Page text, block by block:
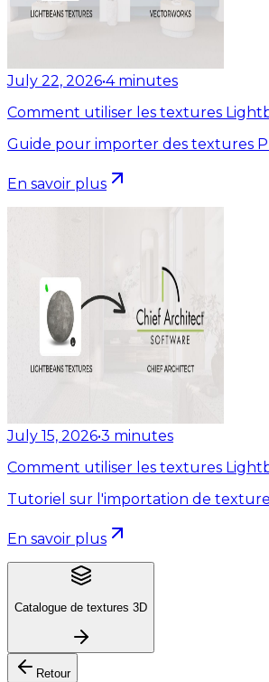
July 22, 2026•4 minutes
Comment utiliser les textures
Guide pour importer des textures
En savoir plus
July 15, 2026•3 minutes
Comment utiliser les textures
Tutoriel sur l'importation de
En savoir plus
Catalogue de textures 3D
Retour